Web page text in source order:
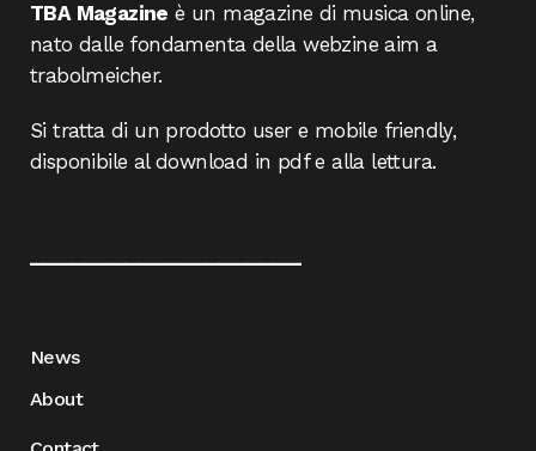
TBA Magazine è un magazine di musica online,
nato dalle fondamenta della webzine aim a
trabolmeicher.
Si tratta di un prodotto user e mobile friendly,
disponibile al download in pdf e alla lettura.
News
About